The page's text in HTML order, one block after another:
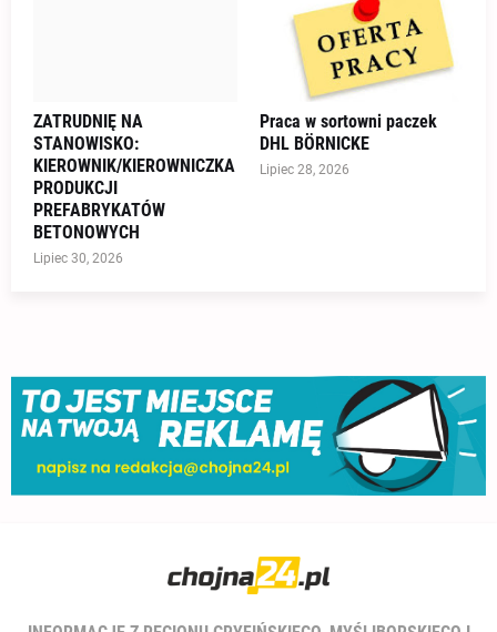
ZATRUDNIĘ NA
STANOWISKO:
KIEROWNIK/KIEROWNICZKA
PRODUKCJI
PREFABRYKATÓW
BETONOWYCH
Lipiec 30, 2026
Praca w sortowni paczek
DHL BÖRNICKE
Lipiec 28, 2026